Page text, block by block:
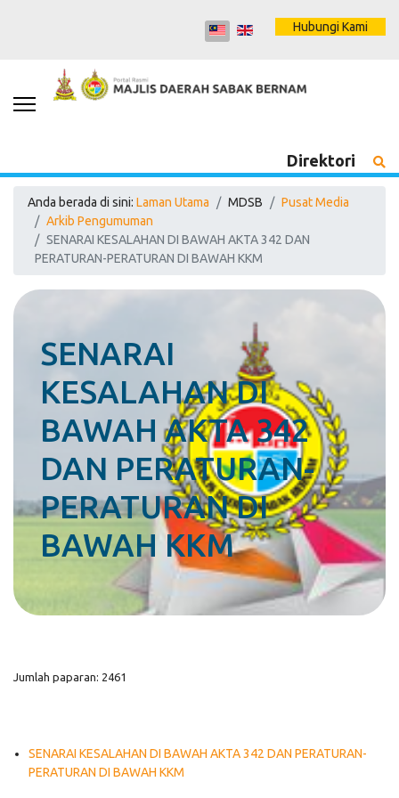
Hubungi Kami
Direktori
Anda berada di sini: Laman Utama MDSB
Pusat Media
Arkib Pengumuman
SENARAI KESALAHAN DI BAWAH AKTA 342 DAN
PERATURAN-PERATURAN DI BAWAH KKM
SENARAI
KESALAHAN DI
BAWAH AKTA 342
DAN PERATURAN-
PERATURAN DI
BAWAH KKM
Jumlah paparan: 2461
SENARAI KESALAHAN DI BAWAH AKTA 342 DAN PERATURAN-
PERATURAN DI BAWAH KKM